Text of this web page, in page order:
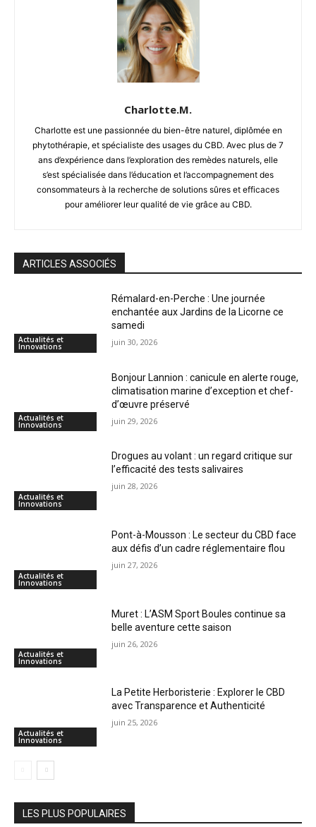
Charlotte.M.
Charlotte est une passionnée du bien-être naturel, diplômée en
phytothérapie, et spécialiste des usages du CBD. Avec plus de 7
ans d’expérience dans l’exploration des remèdes naturels, elle
s’est spécialisée dans l’éducation et l’accompagnement des
consommateurs à la recherche de solutions sûres et efficaces
pour améliorer leur qualité de vie grâce au CBD.
ARTICLES ASSOCIÉS
Actualités et
Innovations
Rémalard-en-Perche : Une journée
enchantée aux Jardins de la Licorne ce
samedi
juin 30, 2026
Actualités et
Innovations
Bonjour Lannion : canicule en alerte rouge,
climatisation marine d’exception et chef-
d’œuvre préservé
juin 29, 2026
Actualités et
Innovations
Drogues au volant : un regard critique sur
l’efficacité des tests salivaires
juin 28, 2026
Actualités et
Innovations
Pont-à-Mousson : Le secteur du CBD face
aux défis d’un cadre réglementaire flou
juin 27, 2026
Actualités et
Innovations
Muret : L’ASM Sport Boules continue sa
belle aventure cette saison
juin 26, 2026
Actualités et
Innovations
La Petite Herboristerie : Explorer le CBD
avec Transparence et Authenticité
juin 25, 2026
LES PLUS POPULAIRES